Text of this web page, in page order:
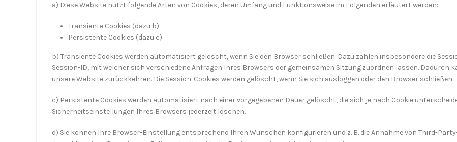
a) Diese Website nutzt folgende Arten von Cookies, deren Umfang und Funktionsweise im Folgenden erläutert werden:
Transiente Cookies (dazu b)
Persistente Cookies (dazu c).
b) Transiente Cookies werden automatisiert gelöscht, wenn Sie den Browser schließen. Dazu zählen insbesondere die
Session-ID, mit welcher sich verschiedene Anfragen Ihres Browsers der gemeinsamen Sitzung zuordnen lassen. Dadurch
unsere Website zurückkehren. Die Session-Cookies werden gelöscht, wenn Sie sich ausloggen oder den Browser schließen.
c) Persistente Cookies werden automatisiert nach einer vorgegebenen Dauer gelöscht, die sich je nach Cookie
Sicherheitseinstellungen Ihres Browsers jederzeit löschen.
d) Sie können Ihre Browser-Einstellung entsprechend Ihren Wünschen konfigurieren und z. B. die Annahme von Third-